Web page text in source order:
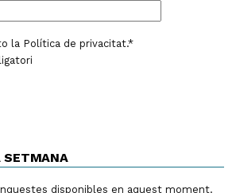
la Política de privacitat.*
SETMANA
disponibles en aquest moment.